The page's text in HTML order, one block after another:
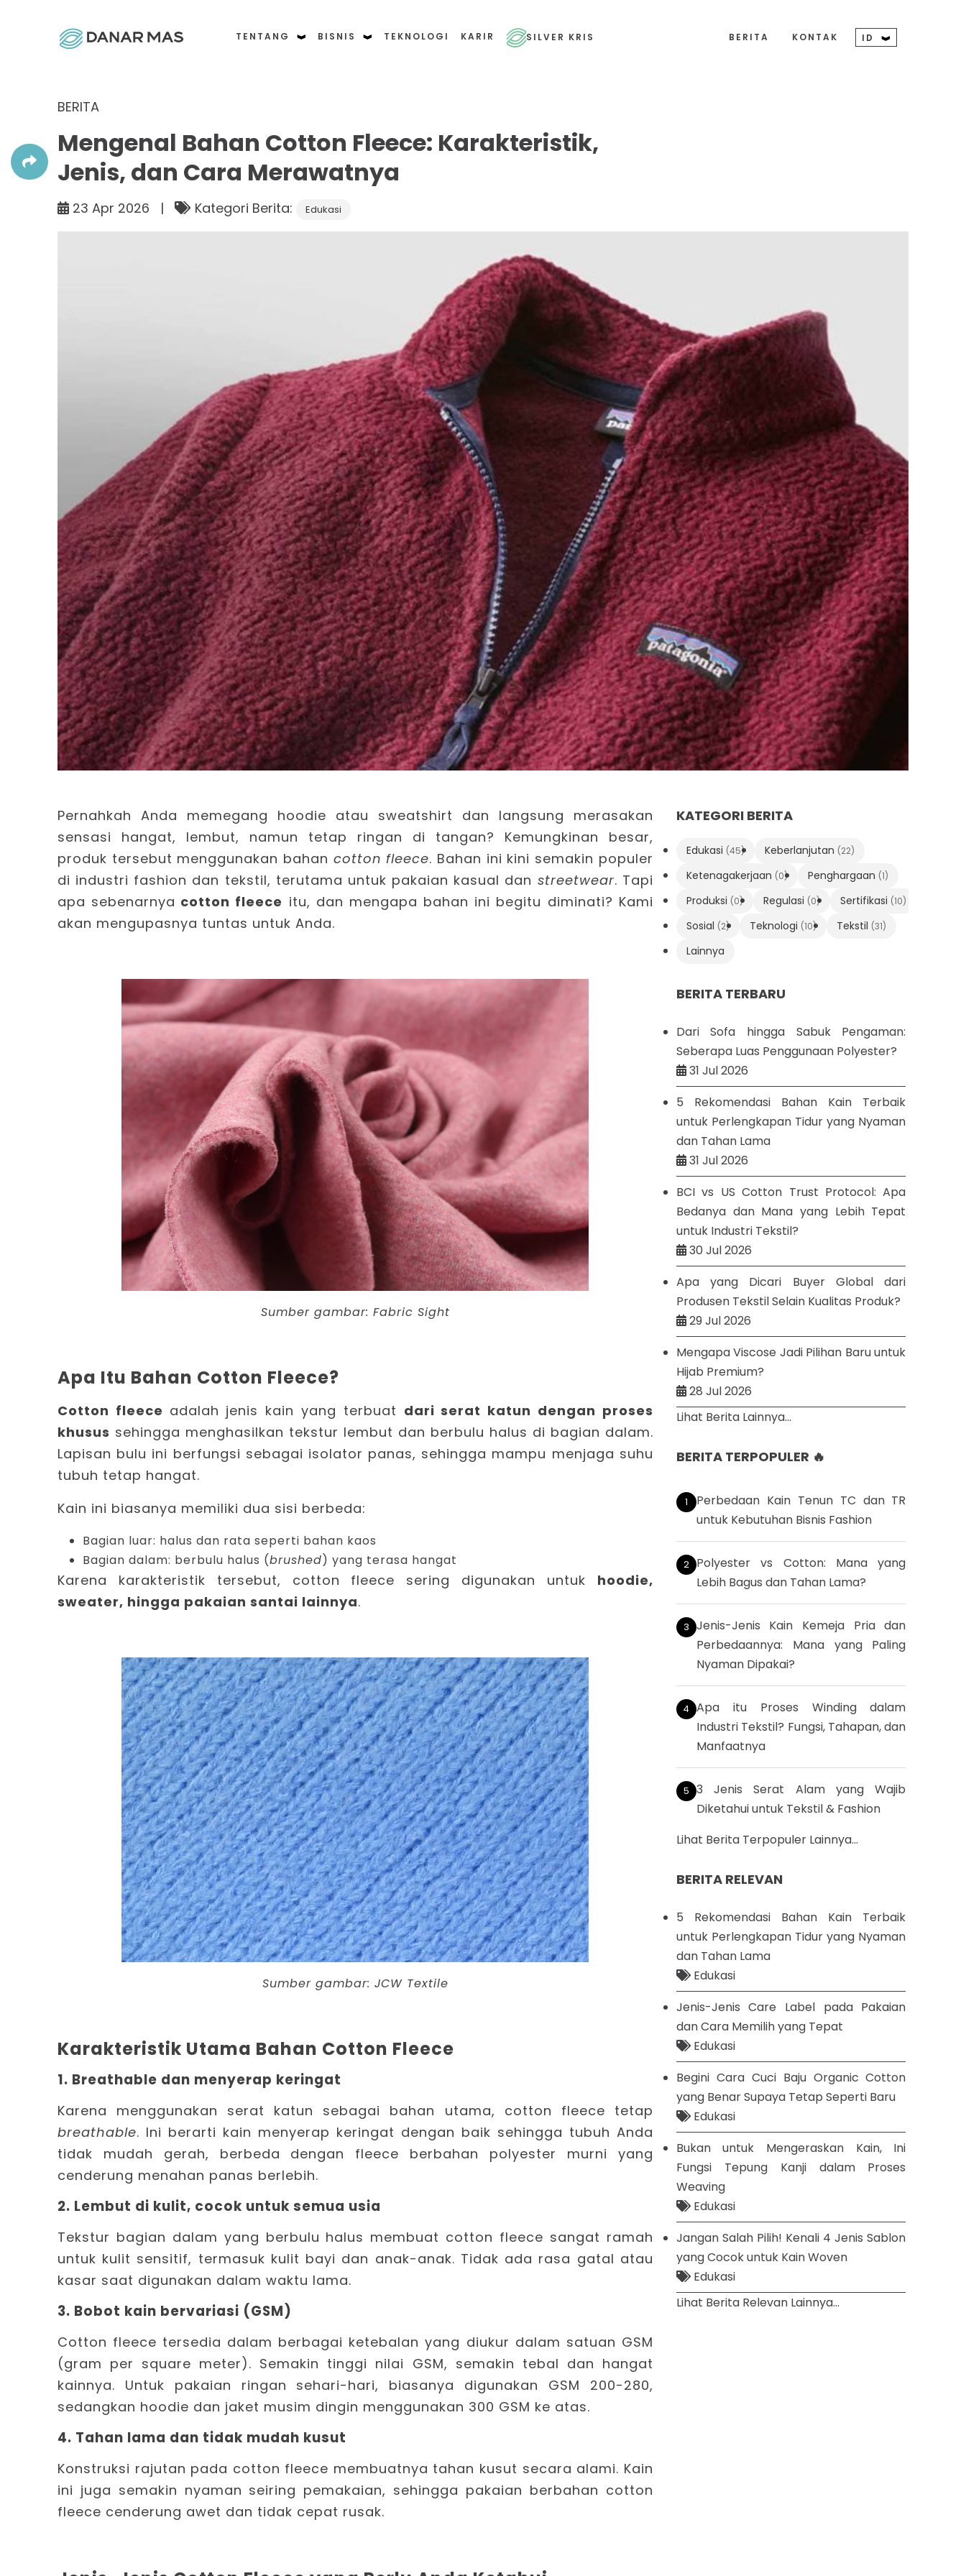
TENTANG BISNIS TEKNOLOGI KARIR SILVER KRIS BERITA KONTAK ID
BERITA
Mengenal Bahan Cotton Fleece: Karakteristik,
Jenis, dan Cara Merawatnya
23 Apr 2026 | Kategori Berita: Edukasi
Pernahkah Anda memegang hoodie atau sweatshirt dan langsung merasakan
sensasi hangat, lembut, namun tetap ringan di tangan? Kemungkinan besar,
produk tersebut menggunakan bahan cotton fleece. Bahan ini kini semakin populer
di industri fashion dan tekstil, terutama untuk pakaian kasual dan streetwear. Tapi
apa sebenarnya cotton fleece itu, dan mengapa bahan ini begitu diminati? Kami
akan mengupasnya tuntas untuk Anda.
Sumber gambar: Fabric Sight
Apa Itu Bahan Cotton Fleece?
Cotton fleece adalah jenis kain yang terbuat dari serat katun dengan proses
khusus sehingga menghasilkan tekstur lembut dan berbulu halus di bagian dalam.
Lapisan bulu ini berfungsi sebagai isolator panas, sehingga mampu menjaga suhu
tubuh tetap hangat.
Kain ini biasanya memiliki dua sisi berbeda:
Bagian luar: halus dan rata seperti bahan kaos
Bagian dalam: berbulu halus (brushed) yang terasa hangat
Karena karakteristik tersebut, cotton fleece sering digunakan untuk hoodie,
sweater, hingga pakaian santai lainnya.
Sumber gambar: JCW Textile
Karakteristik Utama Bahan Cotton Fleece
1. Breathable dan menyerap keringat
Karena menggunakan serat katun sebagai bahan utama, cotton fleece tetap
breathable. Ini berarti kain menyerap keringat dengan baik sehingga tubuh Anda
tidak mudah gerah, berbeda dengan fleece berbahan polyester murni yang
cenderung menahan panas berlebih.
2. Lembut di kulit, cocok untuk semua usia
Tekstur bagian dalam yang berbulu halus membuat cotton fleece sangat ramah
untuk kulit sensitif, termasuk kulit bayi dan anak-anak. Tidak ada rasa gatal atau
kasar saat digunakan dalam waktu lama.
3. Bobot kain bervariasi (GSM)
Cotton fleece tersedia dalam berbagai ketebalan yang diukur dalam satuan GSM
(gram per square meter). Semakin tinggi nilai GSM, semakin tebal dan hangat
kainnya. Untuk pakaian ringan sehari-hari, biasanya digunakan GSM 200-280,
sedangkan hoodie dan jaket musim dingin menggunakan 300 GSM ke atas.
4. Tahan lama dan tidak mudah kusut
Konstruksi rajutan pada cotton fleece membuatnya tahan kusut secara alami. Kain
ini juga semakin nyaman seiring pemakaian, sehingga pakaian berbahan cotton
fleece cenderung awet dan tidak cepat rusak.
KATEGORI BERITA
Edukasi (45) Keberlanjutan (22)
Ketenagakerjaan (0) Penghargaan (1)
Produksi (0) Regulasi (0) Sertifikasi (10)
Sosial (2) Teknologi (10) Tekstil (31)
Lainnya
BERITA TERBARU
Dari Sofa hingga Sabuk Pengaman:
Seberapa Luas Penggunaan Polyester?
31 Jul 2026
5 Rekomendasi Bahan Kain Terbaik
untuk Perlengkapan Tidur yang Nyaman
dan Tahan Lama
31 Jul 2026
BCI vs US Cotton Trust Protocol: Apa
Bedanya dan Mana yang Lebih Tepat
untuk Industri Tekstil?
30 Jul 2026
Apa yang Dicari Buyer Global dari
Produsen Tekstil Selain Kualitas Produk?
29 Jul 2026
Mengapa Viscose Jadi Pilihan Baru untuk
Hijab Premium?
28 Jul 2026
Lihat Berita Lainnya...
BERITA TERPOPULER 🔥
Perbedaan Kain Tenun TC dan TR
untuk Kebutuhan Bisnis Fashion
Polyester vs Cotton: Mana yang
Lebih Bagus dan Tahan Lama?
Jenis-Jenis Kain Kemeja Pria dan
Perbedaannya: Mana yang Paling
Nyaman Dipakai?
Apa itu Proses Winding dalam
Industri Tekstil? Fungsi, Tahapan, dan
Manfaatnya
3 Jenis Serat Alam yang Wajib
Diketahui untuk Tekstil & Fashion
Lihat Berita Terpopuler Lainnya...
BERITA RELEVAN
5 Rekomendasi Bahan Kain Terbaik
untuk Perlengkapan Tidur yang Nyaman
dan Tahan Lama
Edukasi
Jenis-Jenis Care Label pada Pakaian
dan Cara Memilih yang Tepat
Edukasi
Begini Cara Cuci Baju Organic Cotton
yang Benar Supaya Tetap Seperti Baru
Edukasi
Bukan untuk Mengeraskan Kain, Ini
Fungsi Tepung Kanji dalam Proses
Weaving
Edukasi
Jangan Salah Pilih! Kenali 4 Jenis Sablon
yang Cocok untuk Kain Woven
Edukasi
Lihat Berita Relevan Lainnya...